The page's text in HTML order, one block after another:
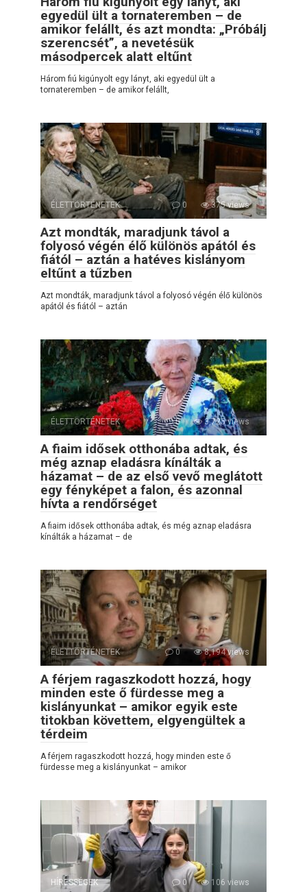
egyedül ült a tornateremben – de
amikor felállt, és azt mondta: „Próbálj
szerencsét”, a nevetésük
másodpercek alatt eltűnt
Három fiú kigúnyolt egy lányt, aki egyedül ült a
tornateremben – de amikor felállt,
ÉLETTÖRTÉNETEK 0 375 views
Azt mondták, maradjunk távol a
folyosó végén élő különös apától és
fiától – aztán a hatéves kislányom
eltűnt a tűzben
Azt mondták, maradjunk távol a folyosó végén élő különös
apától és fiától – aztán
ÉLETTÖRTÉNETEK 0 3,725 views
A fiaim idősek otthonába adtak, és
még aznap eladásra kínálták a
házamat – de az első vevő meglátott
egy fényképet a falon, és azonnal
hívta a rendőrséget
A fiaim idősek otthonába adtak, és még aznap eladásra
kínálták a házamat – de
ÉLETTÖRTÉNETEK 0 8,194 views
A férjem ragaszkodott hozzá, hogy
minden este ő fürdesse meg a
kislányunkat – amikor egyik este
titokban követtem, elgyengültek a
térdeim
A férjem ragaszkodott hozzá, hogy minden este ő
fürdesse meg a kislányunkat – amikor
HÍRESSÉGEK 0 106 views